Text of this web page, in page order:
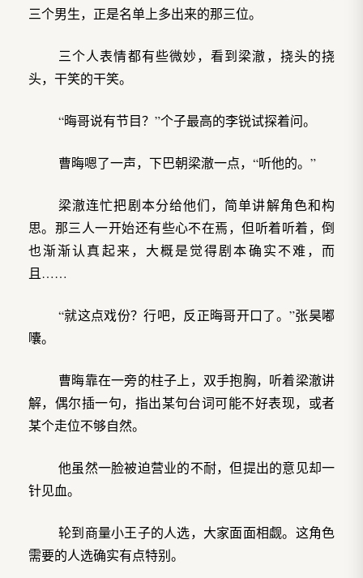
三个男生，正是名单上多出来的那三位。
三个人表情都有些微妙，看到梁澈，挠头的挠
头，干笑的干笑。
“晦哥说有节目？”个子最高的李锐试探着问。
曹晦嗯了一声，下巴朝梁澈一点，“听他的。”
梁澈连忙把剧本分给他们，简单讲解角色和构
思。那三人一开始还有些心不在焉，但听着听着，倒
也渐渐认真起来，大概是觉得剧本确实不难，而
且……
“就这点戏份？行吧，反正晦哥开口了。”张昊嘟
囔。
曹晦靠在一旁的柱子上，双手抱胸，听着梁澈讲
解，偶尔插一句，指出某句台词可能不好表现，或者
某个走位不够自然。
他虽然一脸被迫营业的不耐，但提出的意见却一
针见血。
轮到商量小王子的人选，大家面面相觑。这角色
需要的人选确实有点特别。